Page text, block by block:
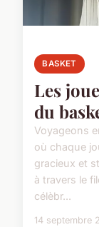
BASKET
Les
du
Voyageons
où chaque
gracieux et
à travers le
célèbr...
14 septembre